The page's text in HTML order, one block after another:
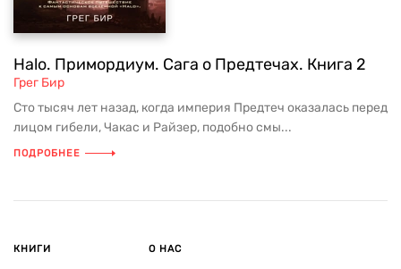
Halo. Примордиум. Сага о Предтечах. Книга 2
Грег Бир
Сто тысяч лет назад, когда империя Предтеч оказалась перед
лицом гибели, Чакас и Райзер, подобно смы...
ПОДРОБНЕЕ
КНИГИ О НАС